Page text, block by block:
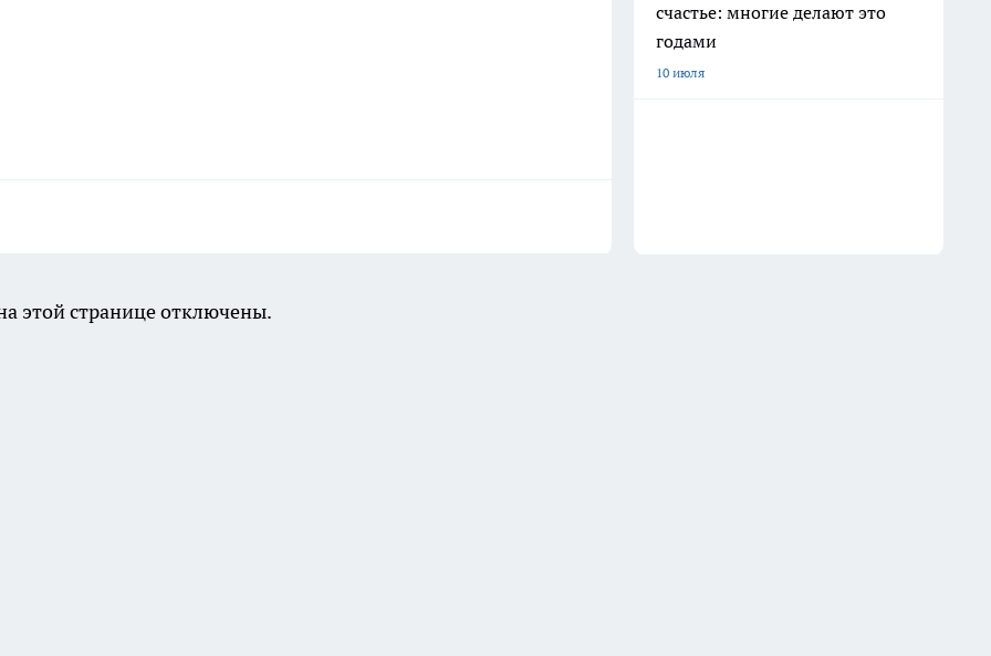
счастье: многие делают это
годами
10 июля
этой странице отключены.